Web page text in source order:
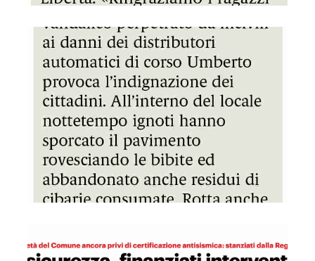
GDS 08/04/2023 Sul corso danneggiati distributori